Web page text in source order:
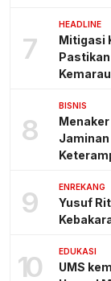
7
HEADLINE
Mitigasi
Kemarau
8
BISNIS
9 ENREKANG
Yusuf
10 EDUKASI
UMS